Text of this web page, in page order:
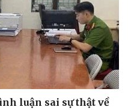
luận sai sự thật về